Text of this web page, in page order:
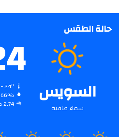
حالة الطقس
السويس
سماء صافية
66%
2.74 كيلومتر/ساعة